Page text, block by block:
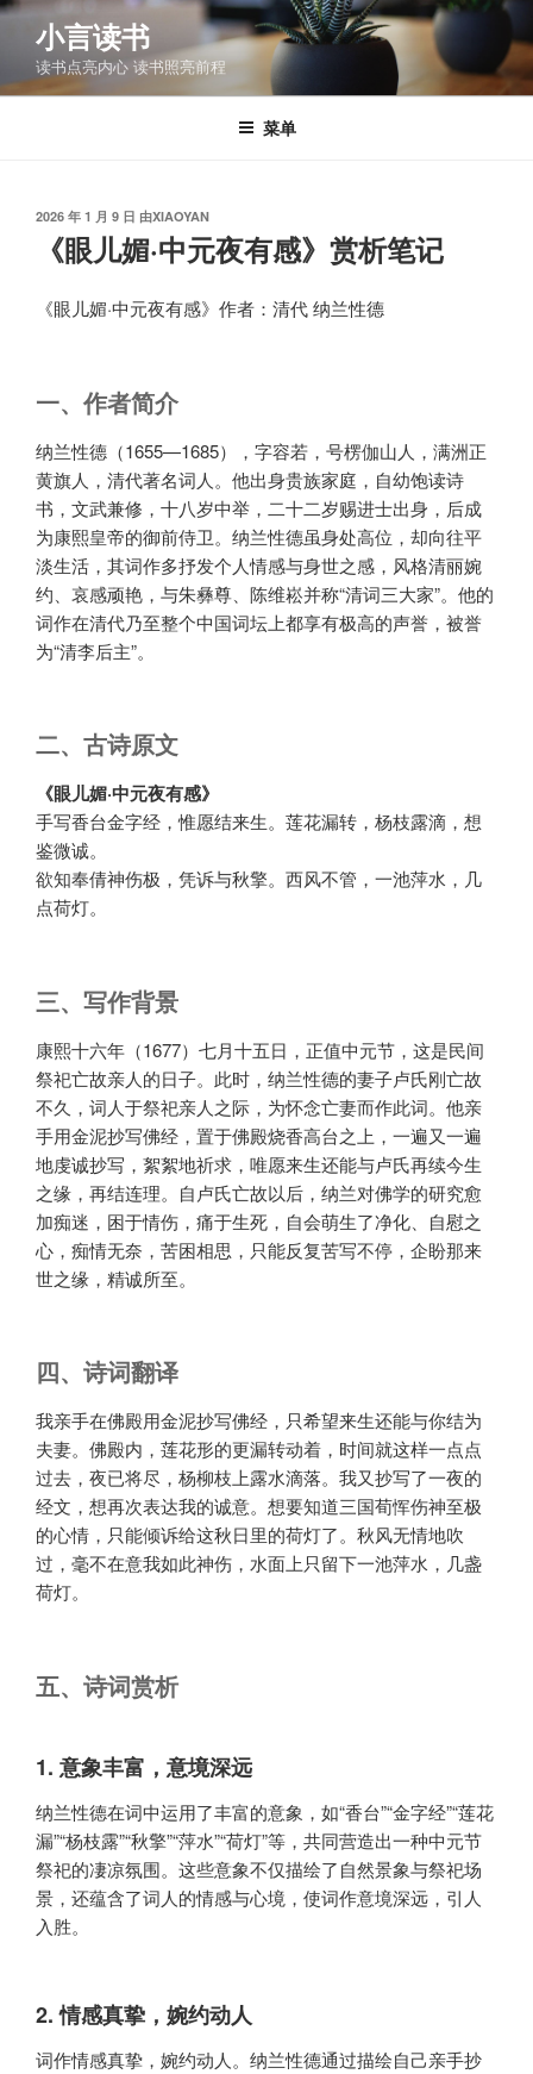
跳
容
小言读书
读书点亮内心 读书照亮前程
菜单
发
2026 年 1 月 9 日 由XIAOYAN
《眼儿媚·中元夜有感》赏析笔记
《眼儿媚·中元夜有感》作者：清代 纳兰性德
一、作者简介
纳兰性德（1655—1685），字容若，号楞伽山人，满洲正
黄旗人，清代著名词人。他出身贵族家庭，自幼饱读诗
书，文武兼修，十八岁中举，二十二岁赐进士出身，后成
为康熙皇帝的御前侍卫。纳兰性德虽身处高位，却向往平
淡生活，其词作多抒发个人情感与身世之感，风格清丽婉
约、哀感顽艳，与朱彝尊、陈维崧并称“清词三大家”。他的
词作在清代乃至整个中国词坛上都享有极高的声誉，被誉
为“清李后主”。
二、古诗原文
《眼儿媚·中元夜有感》
手写香台金字经，惟愿结来生。莲花漏转，杨枝露滴，想
鉴微诚。
欲知奉倩神伤极，凭诉与秋擎。西风不管，一池萍水，几
点荷灯。
三、写作背景
康熙十六年（1677）七月十五日，正值中元节，这是民间
祭祀亡故亲人的日子。此时，纳兰性德的妻子卢氏刚亡故
不久，词人于祭祀亲人之际，为怀念亡妻而作此词。他亲
手用金泥抄写佛经，置于佛殿烧香高台之上，一遍又一遍
地虔诚抄写，絮絮地祈求，唯愿来生还能与卢氏再续今生
之缘，再结连理。自卢氏亡故以后，纳兰对佛学的研究愈
加痴迷，困于情伤，痛于生死，自会萌生了净化、自慰之
心，痴情无奈，苦困相思，只能反复苦写不停，企盼那来
世之缘，精诚所至。
四、诗词翻译
我亲手在佛殿用金泥抄写佛经，只希望来生还能与你结为
夫妻。佛殿内，莲花形的更漏转动着，时间就这样一点点
过去，夜已将尽，杨柳枝上露水滴落。我又抄写了一夜的
经文，想再次表达我的诚意。想要知道三国荀恽伤神至极
的心情，只能倾诉给这秋日里的荷灯了。秋风无情地吹
过，毫不在意我如此神伤，水面上只留下一池萍水，几盏
荷灯。
五、诗词赏析
1. 意象丰富，意境深远
纳兰性德在词中运用了丰富的意象，如“香台”“金字经”“莲花
漏”“杨枝露”“秋擎”“萍水”“荷灯”等，共同营造出一种中元节
祭祀的凄凉氛围。这些意象不仅描绘了自然景象与祭祀场
景，还蕴含了词人的情感与心境，使词作意境深远，引人
入胜。
2. 情感真挚，婉约动人
词作情感真挚，婉约动人。纳兰性德通过描绘自己亲手抄